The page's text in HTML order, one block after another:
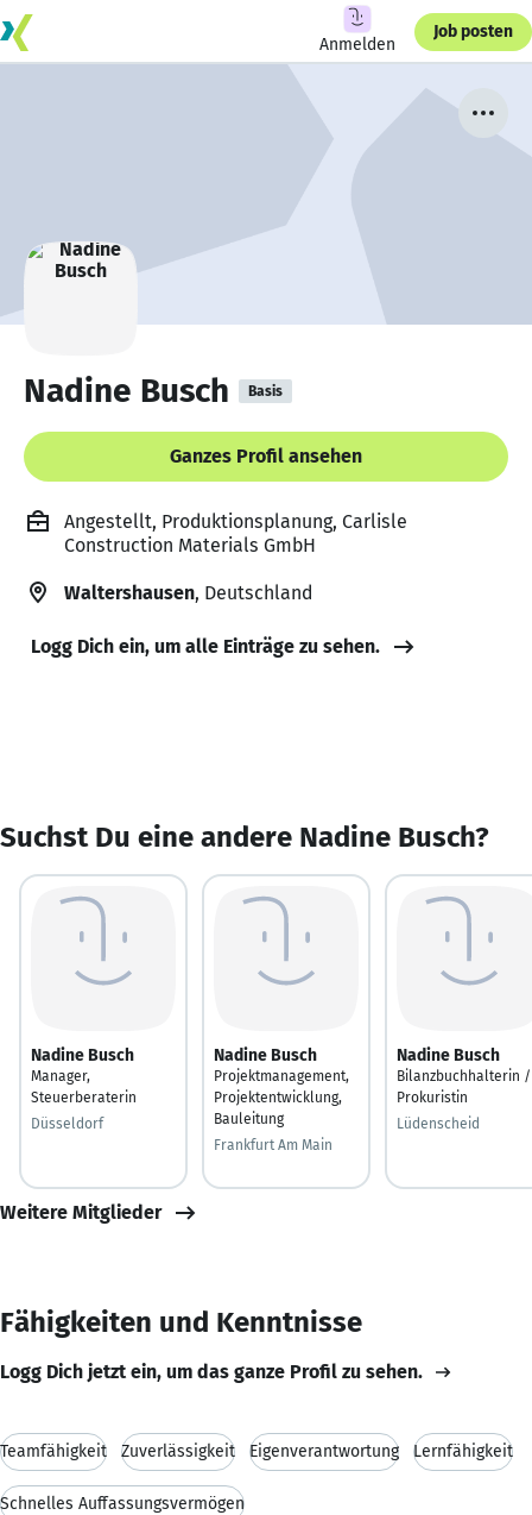
Anmelden
Job posten
Nadine Busch Basis
Ganzes Profil ansehen
Angestellt, Produktionsplanung, Carlisle
Construction Materials GmbH
Waltershausen, Deutschland
Logg Dich ein, um alle Einträge zu sehen.
Suchst Du eine andere Nadine Busch?
Nadine Busch
Manager,
Steuerberaterin
Düsseldorf
Nadine Busch
Projektmanagement,
Projektentwicklung,
Bauleitung
Frankfurt Am Main
Nadine Busch
Bilanzbuchhalterin /
Prokuristin
Lüdenscheid
Weitere Mitglieder
Fähigkeiten und Kenntnisse
Logg Dich jetzt ein, um das ganze Profil zu sehen.
Teamfähigkeit Zuverlässigkeit Eigenverantwortung Lernfähigkeit
Schnelles Auffassungsvermögen